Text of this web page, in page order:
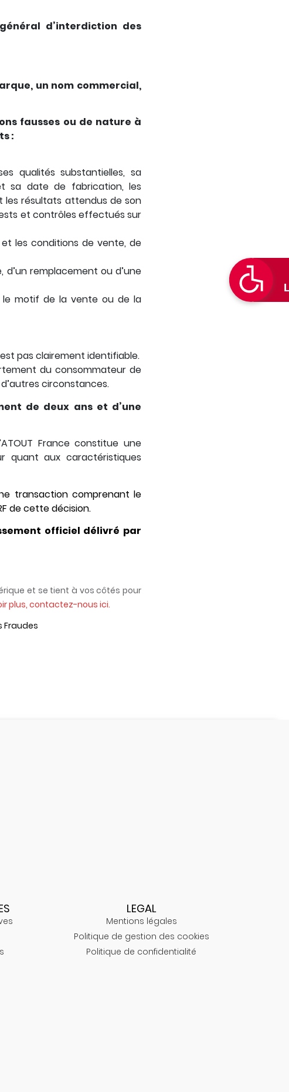
d’interdiction des
un nom commercial,
fausses ou de nature à
:
qualités substantielles, sa
sa date de fabrication, les
les résultats attendus de son
et contrôles effectués sur
les conditions de vente, de
remplacement ou d’une
le motif de la vente ou de la
pas clairement identifiable.
du consommateur de
circonstances.
de deux ans et d’une
France constitue une
quant aux caractéristiques
transaction comprenant le
de cette décision.
officiel délivré par
et se tient à vos côtés pour
plus, contactez-nous ici.
Fraudes
LEGAL
Mentions légales
Politique de gestion des cookies
Politique de confidentialité